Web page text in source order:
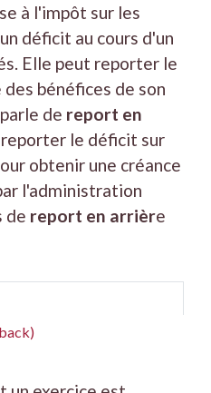
à l'impôt sur les
déficit au cours d'un
Elle peut reporter le
bénéfices de son
de report en
reporter le déficit sur
obtenir une créance
l'administration
de report en arrière